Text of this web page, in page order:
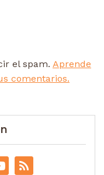
el spam. Aprende
comentarios.